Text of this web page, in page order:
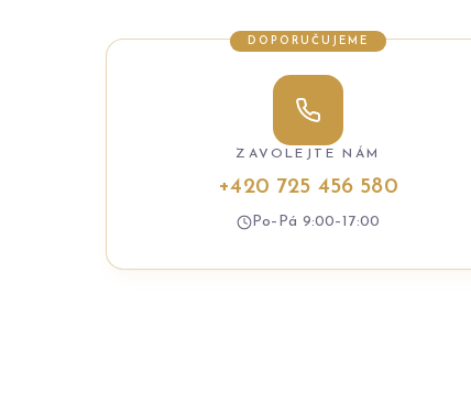
DOPORUČUJEME
ZAVOLEJTE NÁM
+420 725 456 580
Po–Pá 9:00–17:00